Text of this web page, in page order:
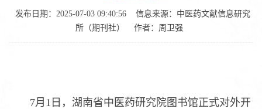
发布日期：2025-07-03 09:40:56
信息来源：中医药文献信息研究
所（期刊社）
作者：周卫强
7月1日，湖南省中医药研究院图书馆正式对外开